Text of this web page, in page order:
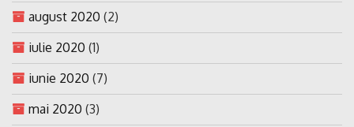
august 2020 (2)
iulie 2020 (1)
iunie 2020 (7)
mai 2020 (3)